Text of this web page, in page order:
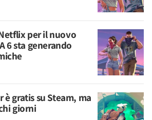
per il nuovo
6 sta generando
gratis su Steam, ma
giorni